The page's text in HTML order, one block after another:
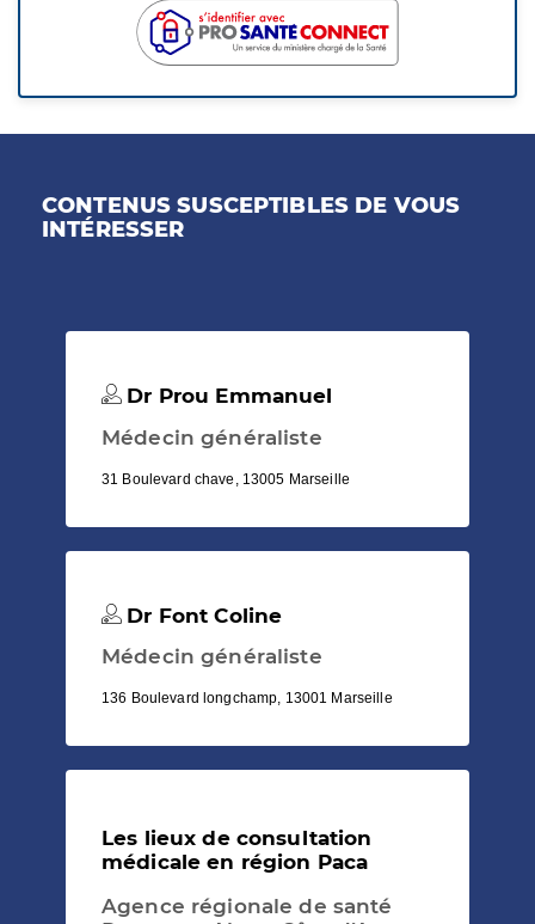
CONTENUS SUSCEPTIBLES DE VOUS
INTÉRESSER
Dr Prou Emmanuel
Médecin généraliste
31 Boulevard chave, 13005 Marseille
Dr Font Coline
Médecin généraliste
136 Boulevard longchamp, 13001 Marseille
Les lieux de consultation
médicale en région Paca
Agence régionale de santé